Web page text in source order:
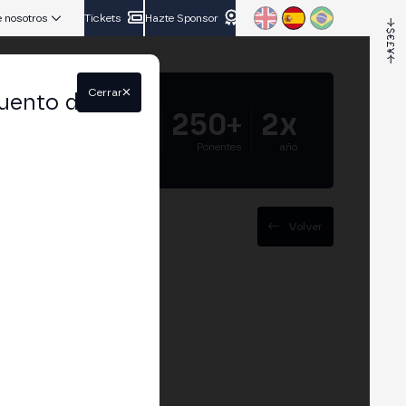
nosotros Tickets Hazte Sponsor
250+
Ponentes
2x
año
Volver
delCerrar